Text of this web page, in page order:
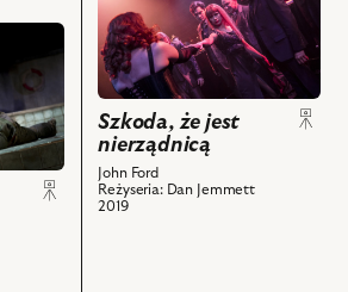
–
Hipolita
i
powiązanych
z
nim
obiektów
obiektu
Szkoda,
że
jest
nierządnicą,
i
powiązanych
z
Szkoda, że jest
nierządnicą
John Ford
Reżyseria: Dan Jemmett
2019